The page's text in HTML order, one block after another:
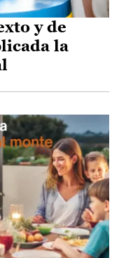
y de
la